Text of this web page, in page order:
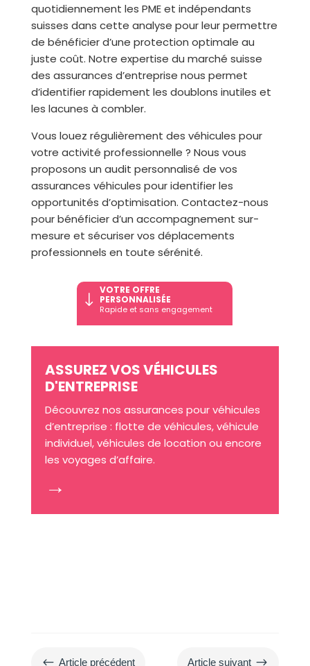
ASSUREZ VOS VÉHICULES
D'ENTREPRISE
Découvrez nos assurances pour véhicules
d’entreprise : flotte de véhicules, véhicule
individuel, véhicules de location ou encore
les voyages d’affaire.
→
quotidiennement les PME et indépendants
suisses dans cette analyse pour leur permettre
de bénéficier d’une protection optimale au
juste coût. Notre expertise du marché suisse
des assurances d’entreprise nous permet
d’identifier rapidement les doublons inutiles et
les lacunes à combler.
Vous louez régulièrement des véhicules pour
votre activité professionnelle ? Nous vous
proposons un audit personnalisé de vos
assurances véhicules pour identifier les
opportunités d’optimisation. Contactez-nous
pour bénéficier d’un accompagnement sur-
mesure et sécuriser vos déplacements
professionnels en toute sérénité.
"
VOTRE OFFRE
PERSONNALISÉE
Rapide et sans engagement
# Article précédent Article suivant $